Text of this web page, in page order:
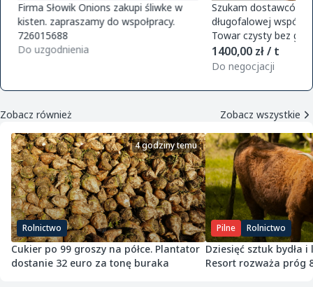
Firma Słowik Onions zakupi śliwke w
kisten. zapraszamy do wspołpracy.
726015688
Do uzgodnienia
Szukam dostawców
długofalowej
Towar czysty bez
magazynu w Polsce.
zamówie
1400,00 zł / t
Do negocjacji
Zobacz również Zobacz wszystkie
Rolnictwo
4 godziny temu
Cukier po 99 groszy na półce. Plantator
dostanie 32 euro za tonę buraka
Pilne Rolnictwo
Dziesięć sztuk bydła
Resort rozważa próg